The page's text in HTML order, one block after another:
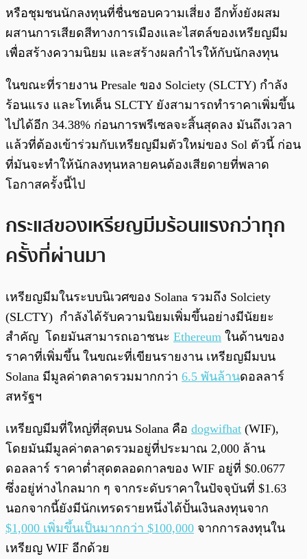
หรือชุมชนนักลงทุนที่ชื่นชอบความเสี่ยง อีกทั้งยังผสม
ผสานการเสียดสีทางการเมืองและไสตล์ของเหรียญมีม
เพื่อสร้างความนิยม และสร้างผลกำไรให้กับนักลงทุน
ในขณะที่รายงาน Presale ของ Solciety (SLCTY) กำลัง
ร้อนแรง และโทเค็น SLCTY ยังสามารถทำราคาเพิ่มขึ้น
ไปได้อีก 34.38% ก่อนการพรีเซลจะสิ้นสุดลง มันถึงเวลา
แล้วที่ต้องเข้าร่วมกับเหรียญมีมตัวใหม่ของ Sol ตัวนี้ ก่อน
ที่มันจะทำให้นักลงทุนหลายคนต้องเสียดายที่พลาด
โอกาสครั้งนี้ไป
กระแสของเหรียญมีมร้อนแรงกว่าทุก
ครั้งที่ผ่านมา
เหรียญมีมในระบบนิเวศของ Solana รวมถึง Solciety
(SLCTY) กำลังได้รับความนิยมเพิ่มขึ้นอย่างมีนัยยะ
สำคัญ โดยมันสามารถเอาชนะ Ethereum ในด้านของ
ราคาที่เพิ่มขึ้น ในขณะที่เขียนรายงาน เหรียญมีมบน
Solana มีมูลค่าตลาดรวมมากกว่า 6.5 พันล้านดอลลาร์
สหรัฐฯ
เหรียญมีมที่ใหญ่ที่สุดบน Solana คือ dogwifhat (WIF),
โดยมันมีมูลค่าตลาดรวมอยู่ที่ประมาณ 2,000 ล้าน
ดอลลาร์ ราคาต่ำสุดตลอดกาลของ WIF อยู่ที่ $0.0677
ซึ่งอยู่ห่างไกลมาก ๆ จากระดับราคาในปัจจุบันที่ $1.63
นอกจากนี้ยังมีนักเทรดรายหนึ่งได้ปั้นเงินลงทุนจาก
$1,000 เพิ่มขึ้นเป็นมากกว่า $100,000 จากการลงทุนใน
เหรียญ WIF อีกด้วย